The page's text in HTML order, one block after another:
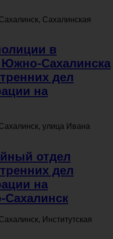
Сахалинская
в
Южно-Сахалинска
дел
на
улица Ивана
отдел
дел
на
Институтская